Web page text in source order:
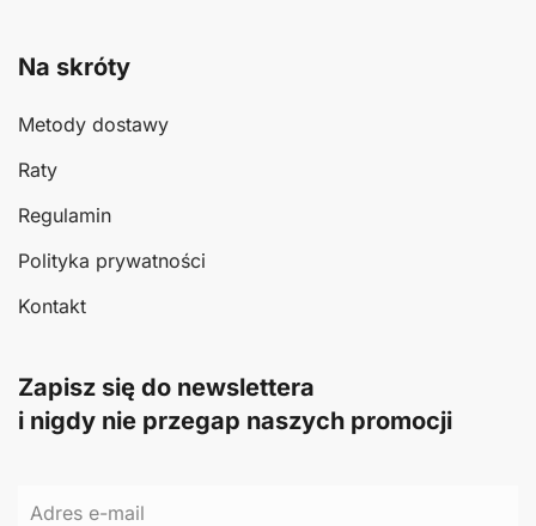
Na skróty
Metody dostawy
Raty
Regulamin
Polityka prywatności
Kontakt
Zapisz się do newslettera
i nigdy nie przegap naszych promocji